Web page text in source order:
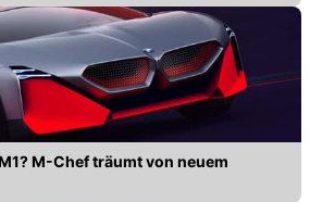
M-Chef träumt von neuem